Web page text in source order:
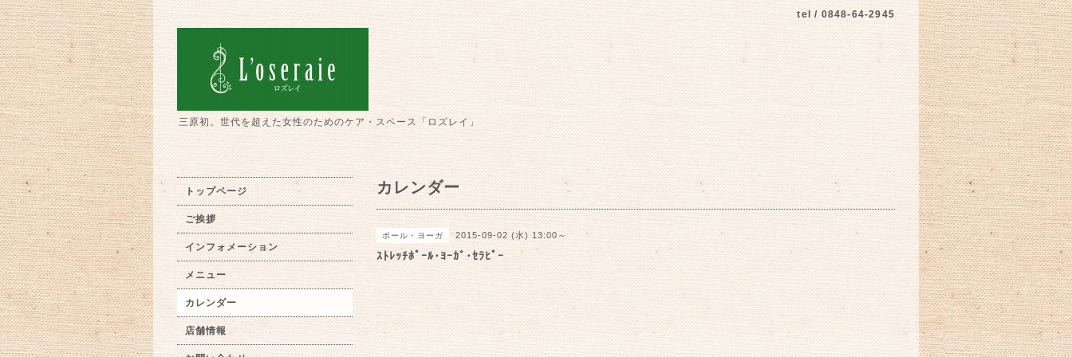
tel / 0848-64-2945
三原初。世代を超えた女性のためのケア・スペース「ロズレイ」
カレンダー
ポール・ヨーガ 2015-09-02 (水) 13:00～
ｽﾄﾚｯﾁﾎﾟｰﾙ･ﾖｰｶﾞ･ｾﾗﾋﾟｰ
トップページ
ご挨拶
インフォメーション
メニュー
カレンダー
店舗情報